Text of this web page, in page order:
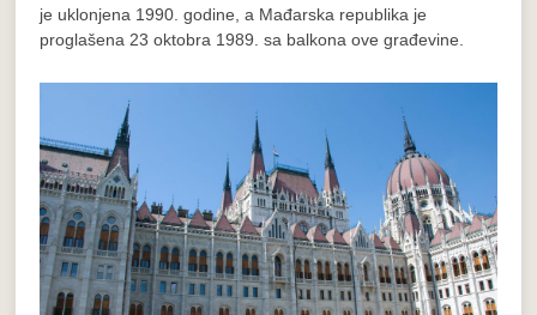
je uklonjena 1990. godine, a Mađarska republika je
proglašena 23 oktobra 1989. sa balkona ove građevine.